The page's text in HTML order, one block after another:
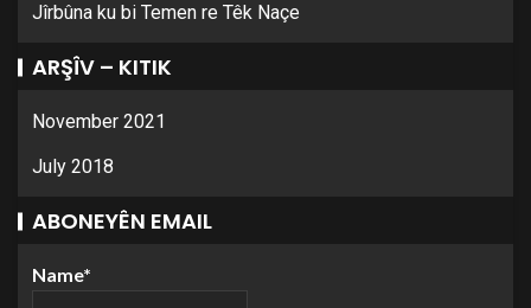
Jîrbûna ku bi Temen re Têk Naçe
ARŞÎV – KITIK
November 2021
July 2018
ABONEYÊN EMAIL
Name*